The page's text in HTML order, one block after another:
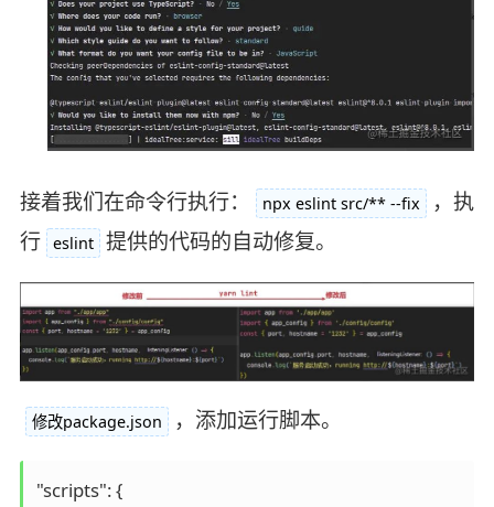
接着我们在命令行执行： npx eslint src/** --fix
，执
行 eslint 提供的代码的自动修复。
修改package.json ，添加运行脚本。
"scripts": {